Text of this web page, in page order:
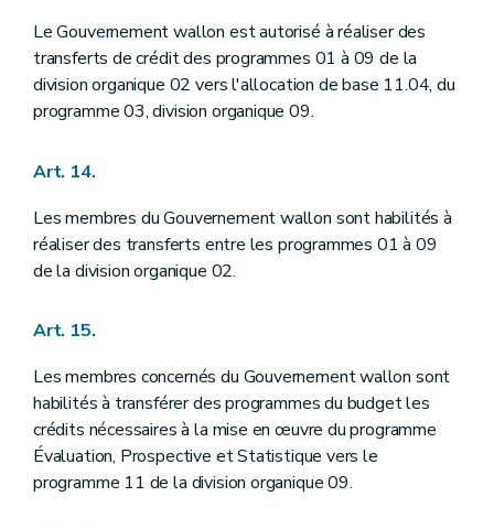
Le Gouvernement wallon est autorisé à réaliser des
transferts de crédit des programmes 01 à 09 de la
division organique 02 vers l'allocation de base 11.04, du
programme 03, division organique 09.
Art. 14.
Les membres du Gouvernement wallon sont habilités à
réaliser des transferts entre les programmes 01 à 09
de la division organique 02.
Art. 15.
Les membres concernés du Gouvernement wallon sont
habilités à transférer des programmes du budget les
crédits nécessaires à la mise en œuvre du programme
Évaluation, Prospective et Statistique vers le
programme 11 de la division organique 09.